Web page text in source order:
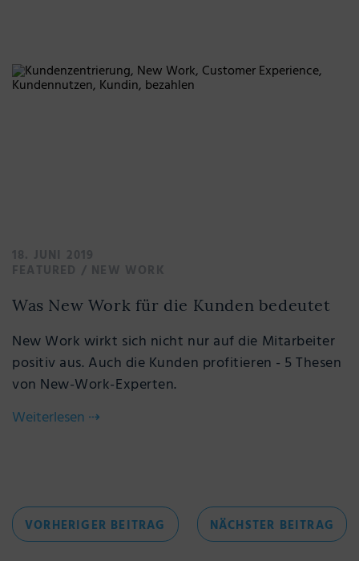
18. JUNI 2019
FEATURED / NEW WORK
Was New Work für die Kunden bedeutet
New Work wirkt sich nicht nur auf die Mitarbeiter
positiv aus. Auch die Kunden profitieren - 5 Thesen
von New-Work-Experten.
Weiterlesen ⇢
Beitragsnavigation
VORHERIGER BEITRAG VORHERIGER
BEITRAG
NÄCHSTER BEITRAG